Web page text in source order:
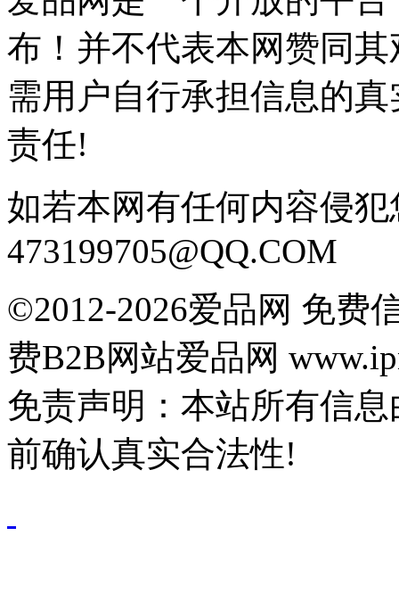
布！并不代表本网赞同
需用户自行承担信息的
责任!
如若本网有任何内容侵
473199705@QQ.COM
©2012-2026爱品网 免费
费B2B网站爱品网
免责声明：本站所有信
前确认真实合法性!